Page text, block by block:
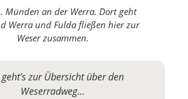
Münden an der Werra. Dort geht
Werra und Fulda fließen hier zur
Weser zusammen.
zur Übersicht über den
Weserradweg…